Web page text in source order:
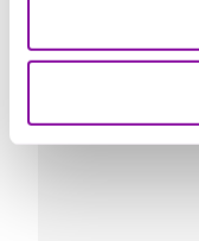
stunderna